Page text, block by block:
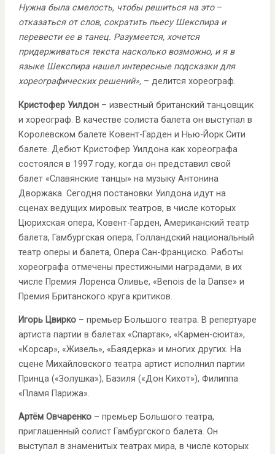
Нужна была смелость, чтобы решиться на это –
отказаться от слов, сократить пьесу Шекспира и
перевести ее в танец. Разумеется, хочется
придерживаться текста насколько возможно, и я в
языке Шекспира нашел интересные подсказки для
хореографических решений», – делится хореограф.
Кристофер Уилдон– известный британский танцовщик
и хореограф. В качестве солиста балета он выступал в
Королевском балете Ковент-Гарден и Нью-Йорк Сити
балете. Дебют Кристофер Уилдона как хореографа
состоялся в 1997 году, когда он представил свой
балет «Славянские танцы» на музыку Антонина
Дворжака. Сегодня постановки Уилдона идут на
сценах ведущих мировых театров, в числе которых
Цюрихская опера, Ковент-Гарден, Американский театр
балета, Гамбургская опера, Голландский национальный
театр оперы и балета, Опера Сан-Франциско. Работы
хореографа отмечены престижными наградами, в их
числе Премия Лоренса Оливье, «Benois de la Danse» и
Премия Британского круга критиков.
Игорь Цвирко– премьер Большого театра. В репертуаре
артиста партии в балетах «Спартак», «Кармен-сюита»,
«Корсар», «Жизель», «Баядерка» и многих других. На
сцене Михайловского театра артист исполнил партии
Принца («Золушка»), Базиля («Дон Кихот»), Филиппа
«Пламя Парижа».
Артём Овчаренко– премьер Большого театра,
приглашенный солист Гамбургского балета. Он
выступал в знаменитых театрах мира, в числе которых